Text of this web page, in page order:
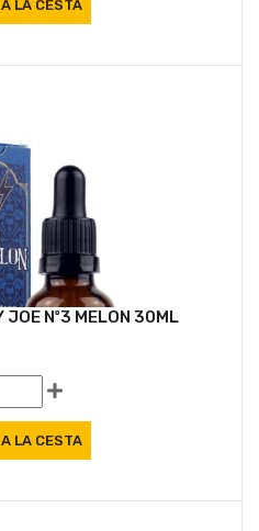
JOE Nº3 MELON 30ML